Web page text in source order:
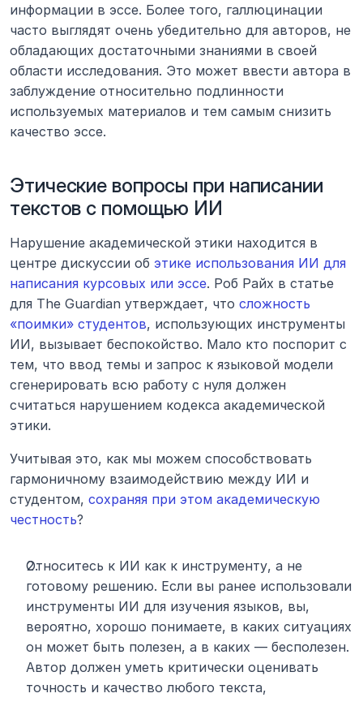
информации в эссе. Более того, галлюцинации
часто выглядят очень убедительно для авторов, не
обладающих достаточными знаниями в своей
области исследования. Это может ввести автора в
заблуждение относительно подлинности
используемых материалов и тем самым снизить
качество эссе.
Этические вопросы при написании
текстов с помощью ИИ
Нарушение академической этики находится в
центре дискуссии об этике использования ИИ для
написания курсовых или эссе. Роб Райх в статье
для The Guardian утверждает, что сложность
«поимки» студентов, использующих инструменты
ИИ, вызывает беспокойство. Мало кто поспорит с
тем, что ввод темы и запрос к языковой модели
сгенерировать всю работу с нуля должен
считаться нарушением кодекса академической
этики.
Учитывая это, как мы можем способствовать
гармоничному взаимодействию между ИИ и
студентом, сохраняя при этом академическую
честность?
Относитесь к ИИ как к инструменту, а не
готовому решению. Если вы ранее использовали
инструменты ИИ для изучения языков, вы,
вероятно, хорошо понимаете, в каких ситуациях
он может быть полезен, а в каких — бесполезен.
Автор должен уметь критически оценивать
точность и качество любого текста,